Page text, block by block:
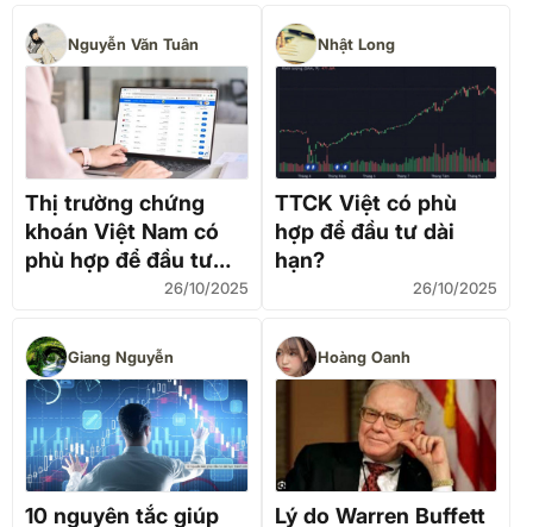
Nguyễn Văn Tuân
Thị trường chứng
khoán Việt Nam có
phù hợp để đầu tư
26/10/2025
Nhật Long
TTCK Việt có phù
hợp để đầu tư dài
hạn?
26/10/2025
Giang Nguyễn
10 nguyên tắc giúp
Hoàng Oanh
Lý do Warren Buffett